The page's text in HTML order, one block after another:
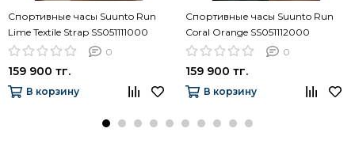
Спортивные часы Suunto Run
Lime Textile Strap SS051111000
0
159 900 тг.
В корзину
Спортивные часы Suunto Run
Coral Orange SS051112000
0
159 900 тг.
В корзину